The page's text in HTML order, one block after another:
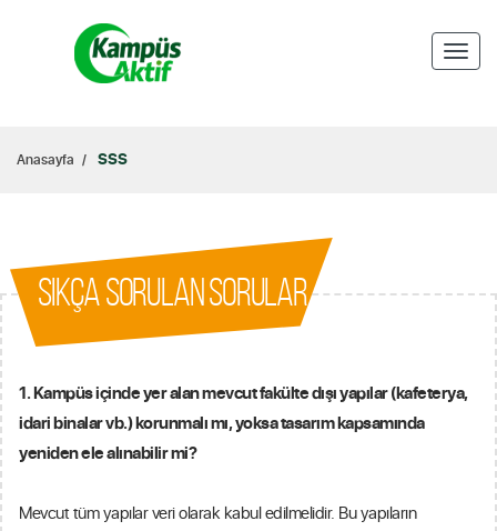
Anasayfa SSS
SIKÇA SORULAN SORULAR
1. Kampüs içinde yer alan mevcut fakülte dışı yapılar (kafeterya,
idari binalar vb.) korunmalı mı, yoksa tasarım kapsamında
yeniden ele alınabilir mi?
Mevcut tüm yapılar veri olarak kabul edilmelidir. Bu yapıların